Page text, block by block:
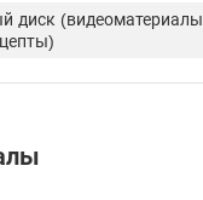
диск (видеоматериалы,